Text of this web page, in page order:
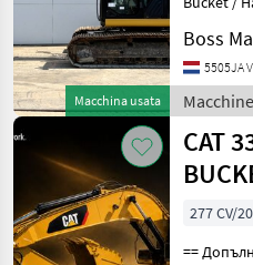
Macchina usata
BM007608
Type
Veldhoven,
Boss
5505JA
CAT
277 CV/
==